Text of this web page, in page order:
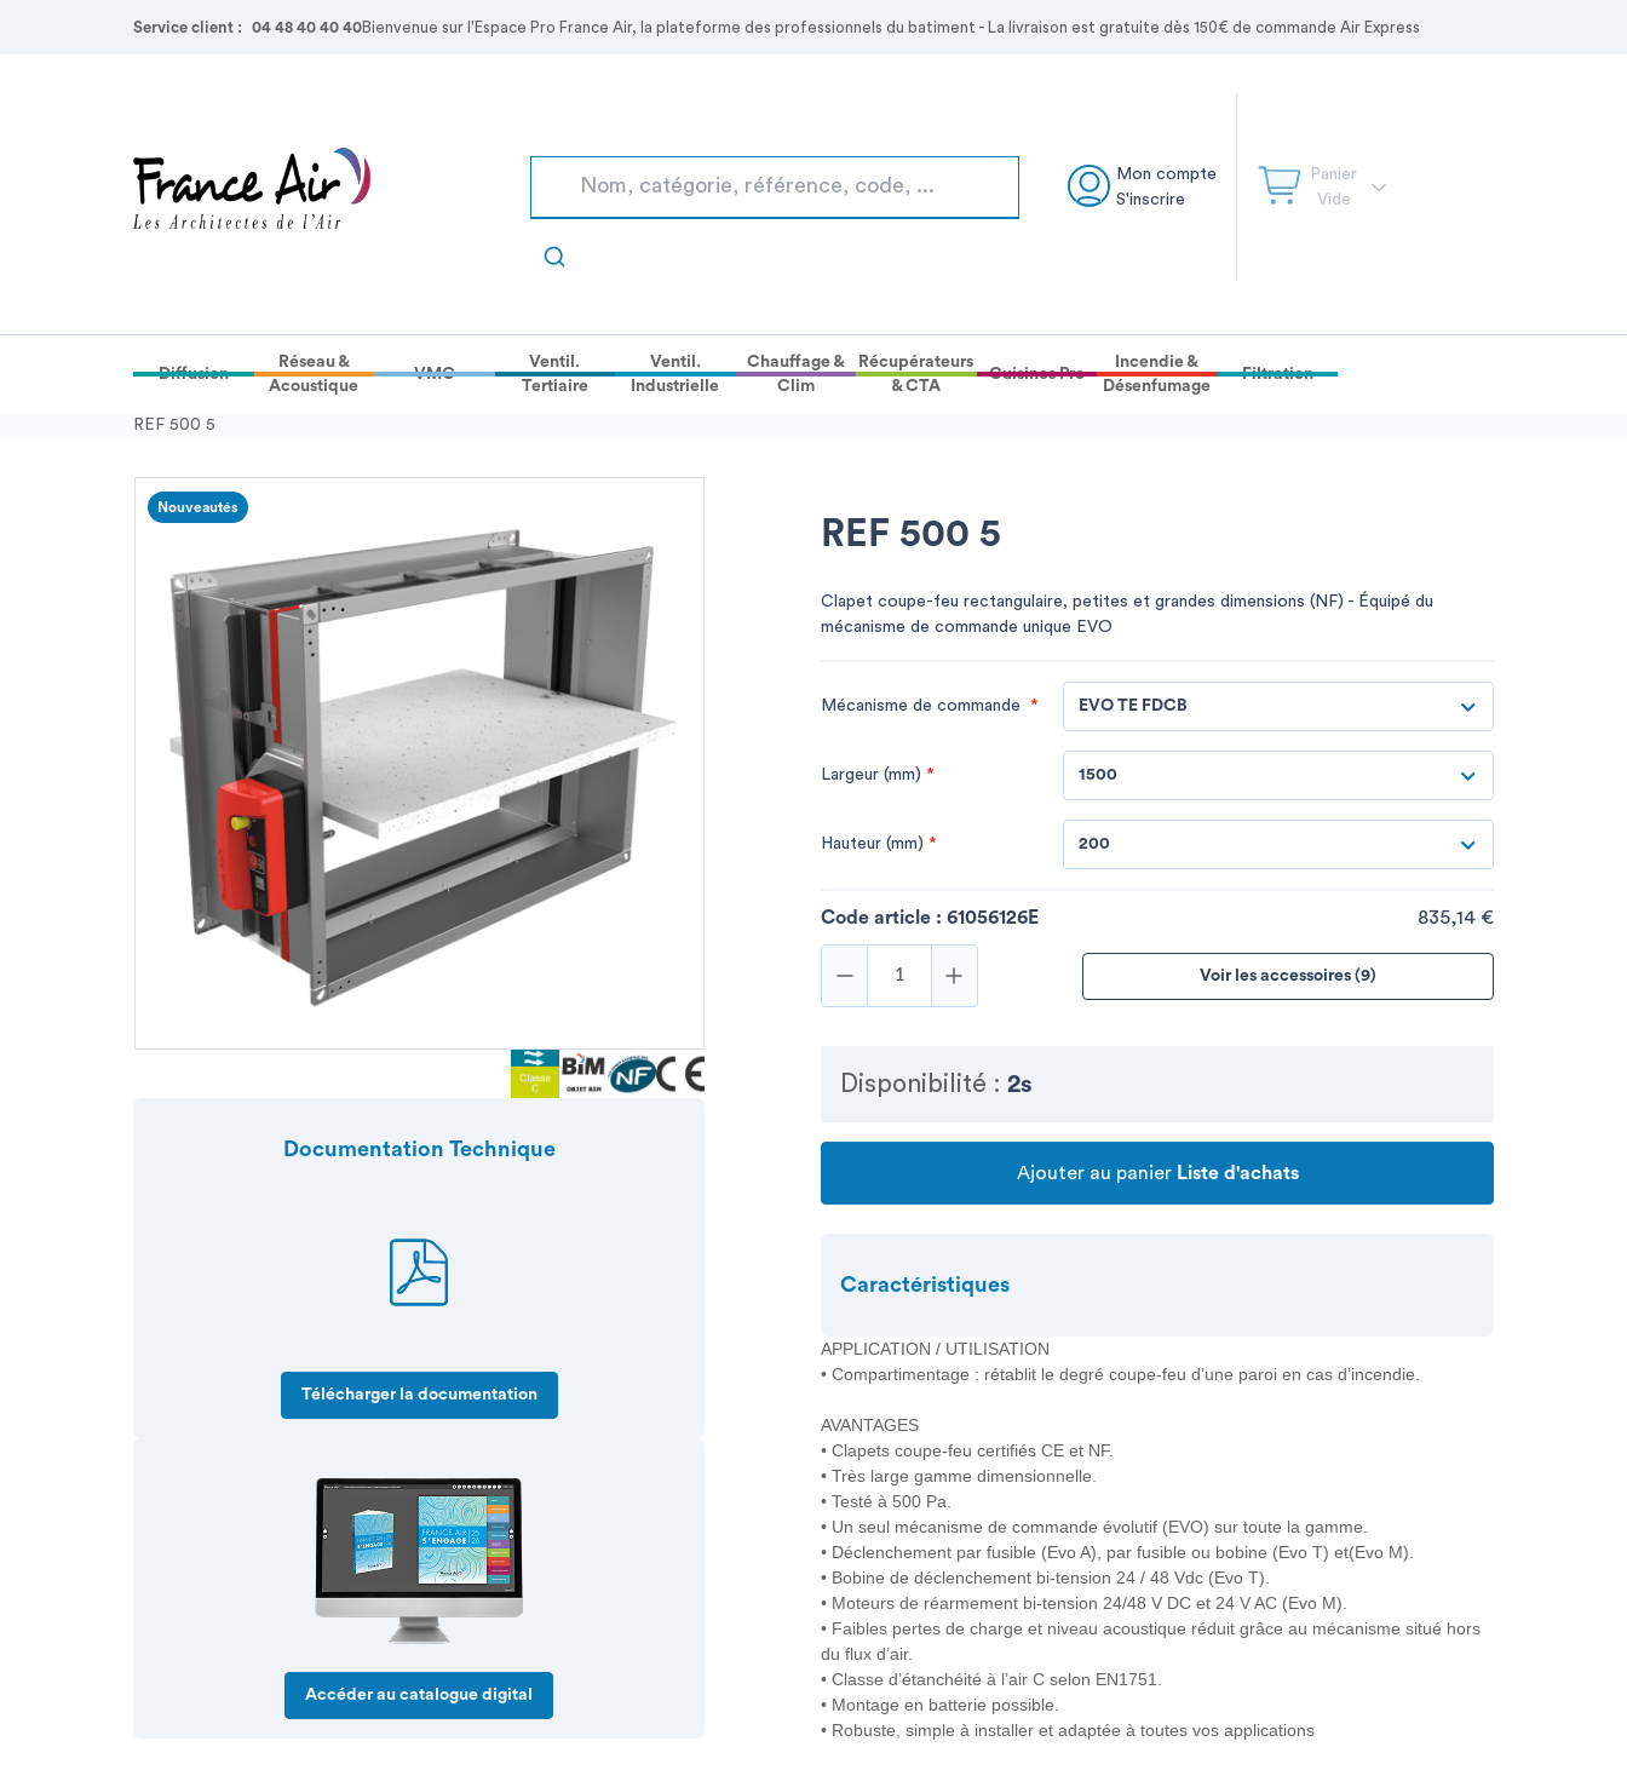
Main
Service client : 04 48 40 40 40Bienvenue sur l'Espace Pro France Air, la plateforme des professionnels du batiment - La livraison est gratuite dès 150€ de commande Air Express
Mon compte
S'inscrire
Panier
Vide
Diffusion
Réseau &
Acoustique
VMC
Ventil.
Tertiaire
Ventil.
Industrielle
Chauffage &
Clim
Récupérateurs
& CTA
Cuisines Pro
Incendie &
Désenfumage
Filtration
REF 500 5
REF 500 5
Clapet coupe-feu rectangulaire, petites et grandes dimensions (NF) - Équipé du
mécanisme de commande unique EVO
Nouveautés
Documentation Technique
Télécharger la documentation
Accéder au catalogue digital
Mécanisme de commande * EVO TE FDCB
Largeur (mm) * 1500
Hauteur (mm) * 200
Code article :61056126E 835,14 €
Voir les accessoires (9)
Disponibilité :2s
Ajouter au panierListe d'achats
Caractéristiques
APPLICATION / UTILISATION
• Compartimentage : rétablit le degré coupe-feu d’une paroi en cas d’incendie.
AVANTAGES
• Clapets coupe-feu certifiés CE et NF.
• Très large gamme dimensionnelle.
• Testé à 500 Pa.
• Un seul mécanisme de commande évolutif (EVO) sur toute la gamme.
• Déclenchement par fusible (Evo A), par fusible ou bobine (Evo T) et(Evo M).
• Bobine de déclenchement bi-tension 24 / 48 Vdc (Evo T).
• Moteurs de réarmement bi-tension 24/48 V DC et 24 V AC (Evo M).
• Faibles pertes de charge et niveau acoustique réduit grâce au mécanisme situé hors
du flux d’air.
• Classe d’étanchéité à l’air C selon EN1751.
• Montage en batterie possible.
• Robuste, simple à installer et adaptée à toutes vos applications